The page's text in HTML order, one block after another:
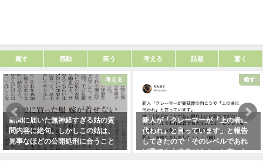
癒す 感動 笑う 考える 話題 驚く
考える
新聞に届いた無神経すぎる姑の質
問内容に絶句。しかしこの姑は、
見事なほどの公開処刑に合うこと
に・・・
癒す
新人が「クレーマーが『上の者に
代われ』と言っています」と報告
してきたので「そのレベルであれ
ば君でも大丈夫だよ！」と言った